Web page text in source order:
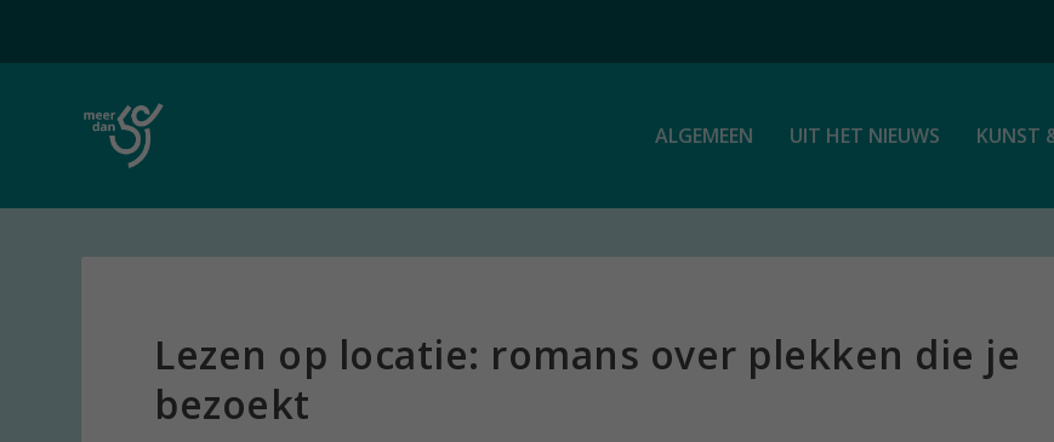
ALGEMEEN UIT HET NIEUWS KUNST
Lezen op locatie: romans over plekken die je
bezoekt